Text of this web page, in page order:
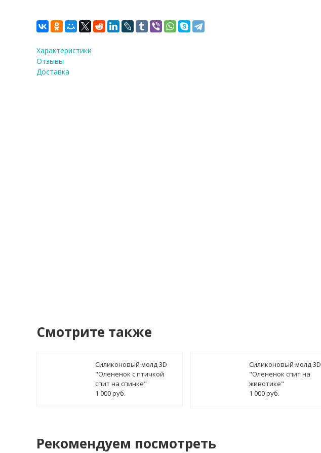
Характеристики
Отзывы
Доставка
Смотрите также
Силиконовый молд 3D
"Олененок с птичкой
спит на спинке"
1 000 руб.
Силиконовый молд 3D
"Олененок спит на
животике"
1 000 руб.
Рекомендуем посмотреть